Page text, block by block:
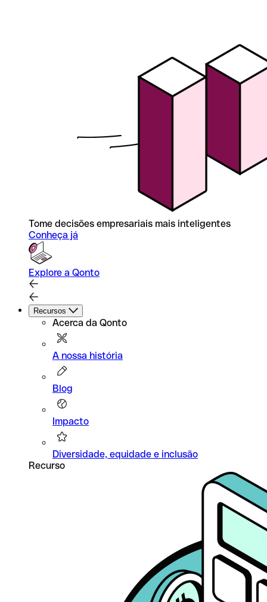
Tome decisões empresariais mais inteligentes
Conheça já
Explore a Qonto
Recursos
Acerca da Qonto
A nossa história
Blog
Impacto
Diversidade, equidade e inclusão
Recurso